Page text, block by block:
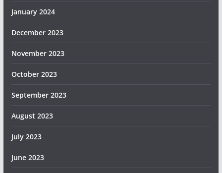
January 2024
December 2023
November 2023
October 2023
September 2023
August 2023
July 2023
June 2023